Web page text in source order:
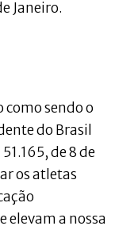
Janeiro.
como sendo o
do Brasil
de 8 de
os atletas
elevam a nossa